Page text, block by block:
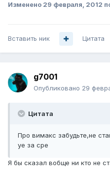
Изменено 29 февраля, 2012
Вставить ник Цитата
g7001
Опубликовано 29
Цитата
Про вимакс забудьте,не
уе за cpe
Я бы сказал вобще ни кто не